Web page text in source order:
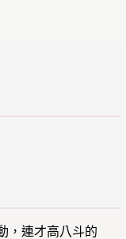
，連才高八斗的